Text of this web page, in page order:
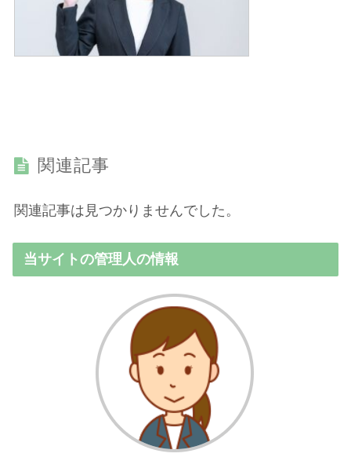
関連記事
関連記事は見つかりませんでした。
当サイトの管理人の情報